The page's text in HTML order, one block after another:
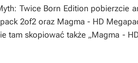
Twice Born Editionpobierzcie
2of2 oraz Magma - HD
tam skopiować także „Magma -